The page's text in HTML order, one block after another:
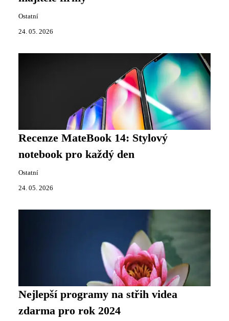
Ostatní
24. 05. 2026
Recenze MateBook 14: Stylový
notebook pro každý den
Ostatní
24. 05. 2026
Nejlepší programy na střih videa
zdarma pro rok 2024